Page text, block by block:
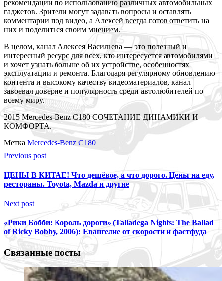
рекомендации по использованию различных автомобильных
гаджетов. Зрители могут задавать вопросы и оставлять
комментарии под видео, а Алексей всегда готов ответить на
них и поделиться своим мнением.
В целом, канал Алексея Васильева — это полезный и
интересный ресурс для всех, кто интересуется автомобилями
и хочет узнать больше об их устройстве, особенностях
эксплуатации и ремонта. Благодаря регулярному обновлению
контента и высокому качеству видеоматериалов, канал
завоевал доверие и популярность среди автолюбителей по
всему миру.
2015 Mercedes-Benz C180 СОЧЕТАНИЕ ДИНАМИКИ И
КОМФОРТА.
Метка Mercedes-Benz C180
Previous post
ЦЕНЫ В КИТАЕ! Что дешёвое, а что дорого. Цены на еду,
рестораны. Toyota, Mazda и другие
Next post
«Рики Бобби: Король дороги» (Talladega Nights: The Ballad
of Ricky Bobby, 2006): Евангелие от скорости и фастфуда
Связанные посты